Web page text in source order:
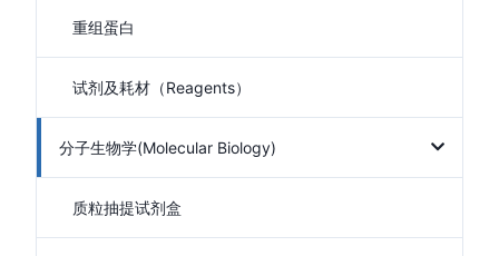
重组蛋白
试剂及耗材（Reagents）
分子生物学(Molecular Biology)
质粒抽提试剂盒